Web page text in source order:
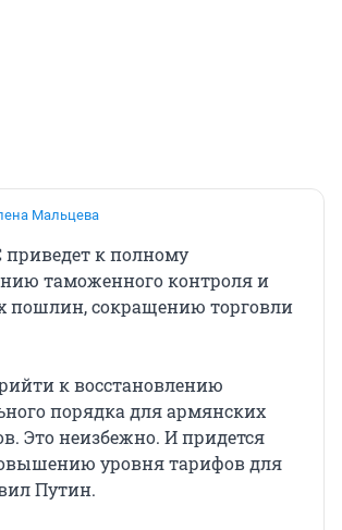
Мальцева
приведет к полному
таможенного контроля и
пошлин, сокращению торговли
к восстановлению
порядка для армянских
Это неизбежно. И придется
уровня тарифов для
Путин.